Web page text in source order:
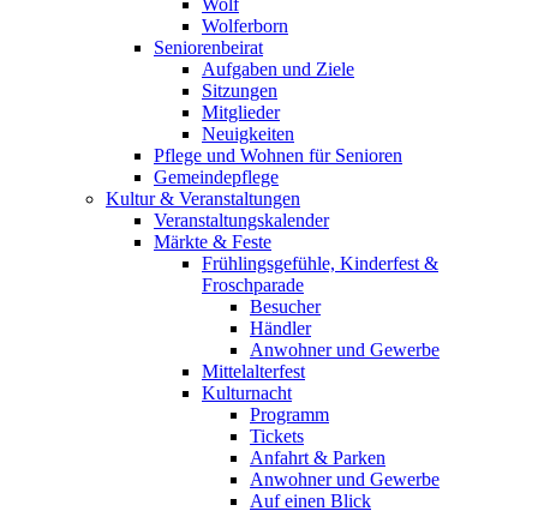
Wolf
Wolferborn
Seniorenbeirat
Aufgaben und Ziele
Sitzungen
Mitglieder
Neuigkeiten
Pflege und Wohnen für Senioren
Gemeindepflege
Kultur & Veranstaltungen
Veranstaltungskalender
Märkte & Feste
Frühlingsgefühle, Kinderfest &
Froschparade
Besucher
Händler
Anwohner und Gewerbe
Mittelalterfest
Kulturnacht
Programm
Tickets
Anfahrt & Parken
Anwohner und Gewerbe
Auf einen Blick